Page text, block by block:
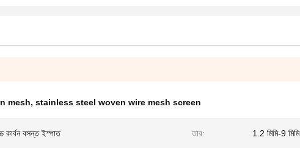
mesh, stainless steel woven wire mesh screen
কার্বন বসন্ত ইস্পাত তার: 1.2 মিমি-9 মিমি